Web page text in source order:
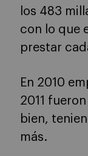
los 483
con lo que
prestar
En 2010
2011
bien,
más.